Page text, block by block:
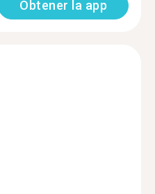
Obtener la app